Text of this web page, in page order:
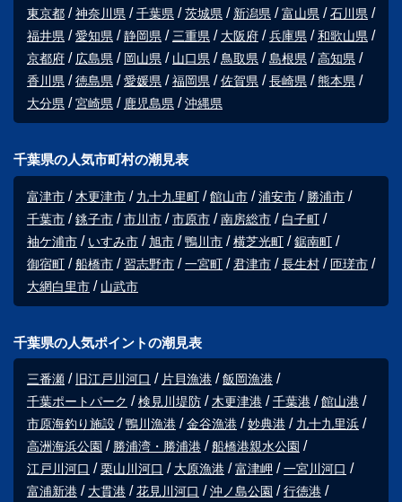
東京都
神奈川県 千葉県 茨城県 新潟県 富山県
石川県
福井県
愛知県 静岡県 三重県 大阪府 兵庫県
和歌山県
京都府
広島県 岡山県 山口県 鳥取県 島根県
高知県
香川県
徳島県 愛媛県 福岡県 佐賀県 長崎県
熊本県
大分県
宮崎県 鹿児島県 沖縄県
千葉県の人気市町村の潮見表
富津市 木更津市 九十九里町 館山市 浦安市
勝浦市
千葉市
銚子市 市川市 市原市 南房総市
白子町
袖ケ浦市
いすみ市 旭市 鴨川市 横芝光町
鋸南町
御宿町
船橋市 習志野市 一宮町 君津市 長生村
匝瑳市
大網白里市
山武市
千葉県の人気ポイントの潮見表
三番瀬 旧江戸川河口 片貝漁港
飯岡漁港
千葉ポートパーク
検見川堤防 木更津港 千葉港
館山港
市原海釣り施設
鴨川漁港 金谷漁港 妙典港
九十九里浜
高洲海浜公園
勝浦湾・勝浦港
船橋港親水公園
江戸川河口
栗山川河口 大原漁港 富津岬
一宮川河口
富浦新港
大貫港 花見川河口 沖ノ島公園
行徳港